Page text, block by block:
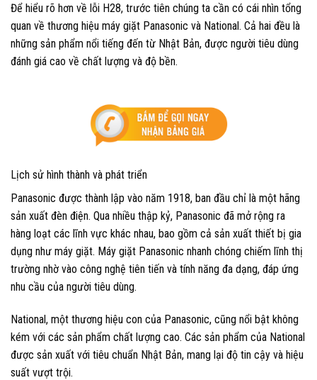
Để hiểu rõ hơn về lỗi H28, trước tiên chúng ta cần có cái nhìn tổng
quan về thương hiệu máy giặt Panasonic và National. Cả hai đều là
những sản phẩm nổi tiếng đến từ Nhật Bản, được người tiêu dùng
đánh giá cao về chất lượng và độ bền.
Lịch sử hình thành và phát triển
Panasonic được thành lập vào năm 1918, ban đầu chỉ là một hãng
sản xuất đèn điện. Qua nhiều thập kỷ, Panasonic đã mở rộng ra
hàng loạt các lĩnh vực khác nhau, bao gồm cả sản xuất thiết bị gia
dụng như máy giặt. Máy giặt Panasonic nhanh chóng chiếm lĩnh thị
trường nhờ vào công nghệ tiên tiến và tính năng đa dạng, đáp ứng
nhu cầu của người tiêu dùng.
National, một thương hiệu con của Panasonic, cũng nổi bật không
kém với các sản phẩm chất lượng cao. Các sản phẩm của National
được sản xuất với tiêu chuẩn Nhật Bản, mang lại độ tin cậy và hiệu
suất vượt trội.